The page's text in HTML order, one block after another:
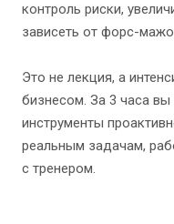
контроль риски,
зависеть от форс-
Это не лекция, а
бизнесом. За 3 часа вы
инструменты
реальным задачам,
с тренером.